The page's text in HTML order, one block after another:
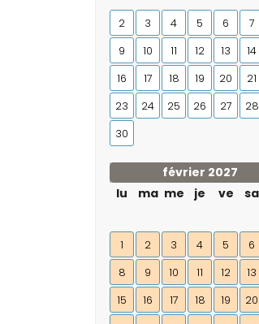
2
3 4 5 6 7
9
10 11 12 13 14
16
17 18 19 20 21
23
24 25 26 27 28
30
février 2027
lu
ma me je ve sa
1 2 3 4 5 6
8
9 10 11 12 13
15
16 17 18 19 20